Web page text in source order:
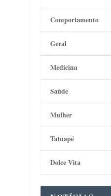
Comportamento
Geral
Medicina
Saúde
Mulher
Tatuapé
Dolce Vita